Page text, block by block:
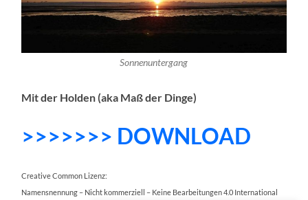
Sonnenuntergang
Mit der Holden (aka Maß der Dinge)
>>>>>>> DOWNLOAD
Creative Common Lizenz:
Namensnennung – Nicht kommerziell – Keine Bearbeitungen 4.0 International